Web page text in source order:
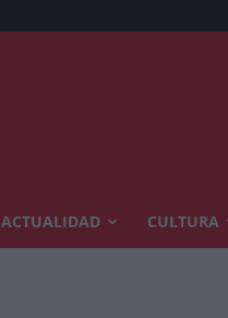
ACTUALIDAD CULTURA